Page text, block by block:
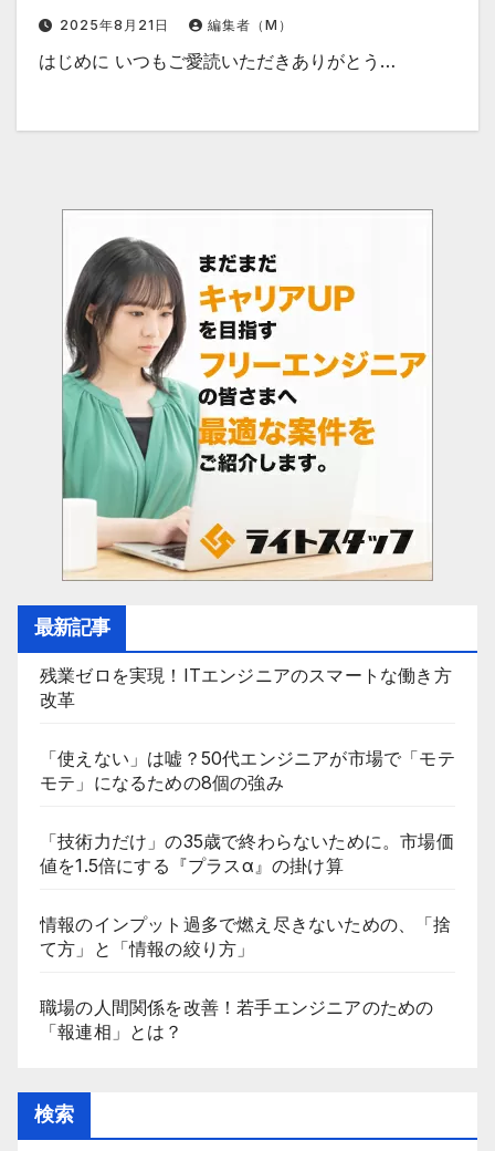
2025年8月21日 編集者（M）
はじめに いつもご愛読いただきありがとう…
最新記事
残業ゼロを実現！ITエンジニアのスマートな働き方
改革
「使えない」は嘘？50代エンジニアが市場で「モテ
モテ」になるための8個の強み
「技術力だけ」の35歳で終わらないために。市場価
値を1.5倍にする『プラスα』の掛け算
情報のインプット過多で燃え尽きないための、「捨
て方」と「情報の絞り方」
職場の人間関係を改善！若手エンジニアのための
「報連相」とは？
検索